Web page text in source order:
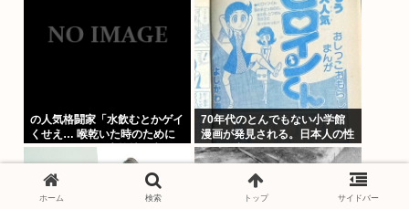
の人気格闘家「水飲むとかゲイ
くせえ… 喉乾いた時のために
ちっちゃいゲイ水筒持ち歩くと
か。」
70年代のとんでもない小学館
漫画が発見される。日本人の性
欲は異常
ホーム 検索 トップ サイドバー